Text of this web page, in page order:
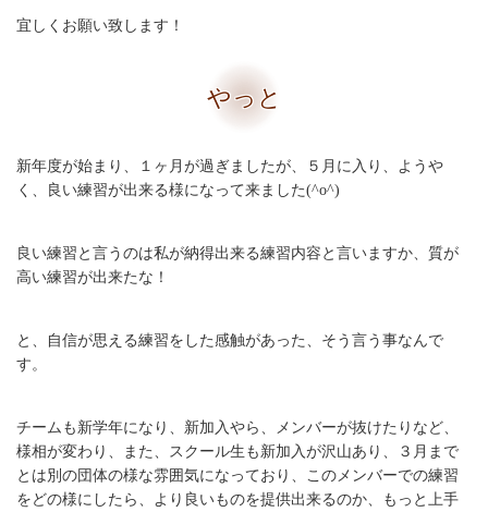
宜しくお願い致します！
やっと
新年度が始まり、１ヶ月が過ぎましたが、５月に入り、ようや
く、良い練習が出来る様になって来ました(^o^)
良い練習と言うのは私が納得出来る練習内容と言いますか、質が
高い練習が出来たな！
と、自信が思える練習をした感触があった、そう言う事なんで
す。
チームも新学年になり、新加入やら、メンバーが抜けたりなど、
様相が変わり、また、スクール生も新加入が沢山あり、３月まで
とは別の団体の様な雰囲気になっており、このメンバーでの練習
をどの様にしたら、より良いものを提供出来るのか、もっと上手